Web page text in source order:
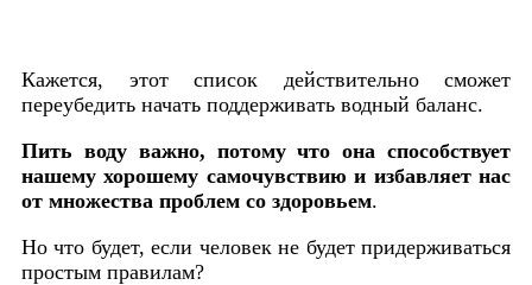
Кажется, этот список действительно сможет
переубедить начать поддерживать водный баланс.
Пить воду важно, потому что она способствует
нашему хорошему самочувствию и избавляет нас
от множества проблем со здоровьем.
Но что будет, если человек не будет придерживаться
простым правилам?